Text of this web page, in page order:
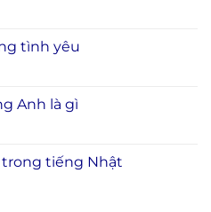
tình yêu
Anh là gì
tiếng Nhật